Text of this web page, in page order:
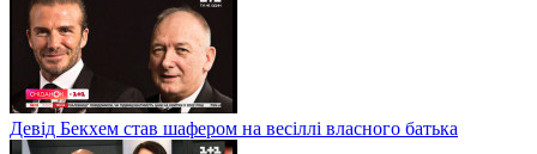
Девід Бекхем став шафером на весіллі власного батька